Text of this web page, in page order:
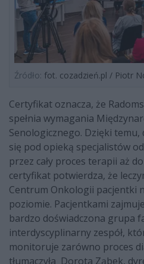
Źródło: fot. cozadzień.pl / Piotr
Certyfikat oznacza, że
spełnia wymagania
Senologicznego. Dzięki
się pod opieką specjalistów
przez cały proces terapii aż
certyfikat potwierdza, że
Centrum Onkologii pacjentki
poziomie. Pacjentkami
bardzo doświadczona grupa
interdyscyplinarny zespół,
monitoruje zarówno proces
tłumaczyła Dorota Ząbek,